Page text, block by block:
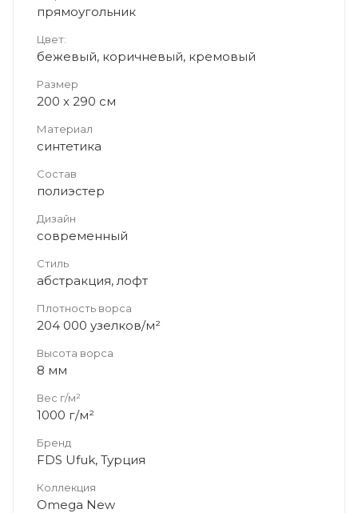
прямоугольник
Цвет:
бежевый, коричневый, кремовый
Размер
200 x 290 см
Материал
синтетика
Состав
полиэстер
Дизайн
современный
Стиль
абстракция, лофт
Плотность ворса
204 000 узелков/м²
Высота ворса
8 мм
Вес г/м²
1000 г/м²
Бренд
FDS Ufuk, Турция
Коллекция
Omega New